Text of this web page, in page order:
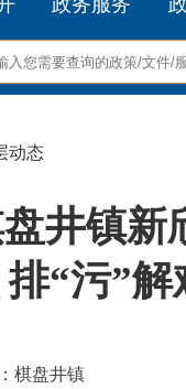
政务服务
动态
盘井镇
“污”
棋盘井镇